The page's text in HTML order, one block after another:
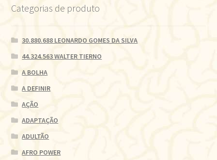
Categorias de produto
30.880.688 LEONARDO GOMES DA SILVA
44.324.563 WALTER TIERNO
A BOLHA
A DEFINIR
AÇÃO
ADAPTAÇÃO
ADULTÃO
AFRO POWER